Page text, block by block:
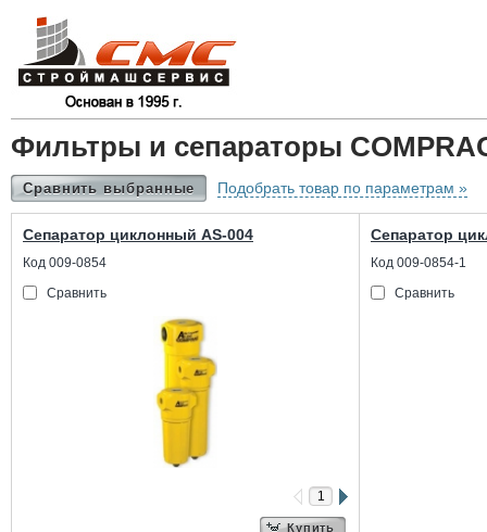
Фильтры и сепараторы
Сравнить выбранные Подобрать товар по параметрам »
Сепаратор циклонный AS-004
Код 009-0854
Сравнить
Купить
Сепаратор
Код 009-0854-1
Сравнить